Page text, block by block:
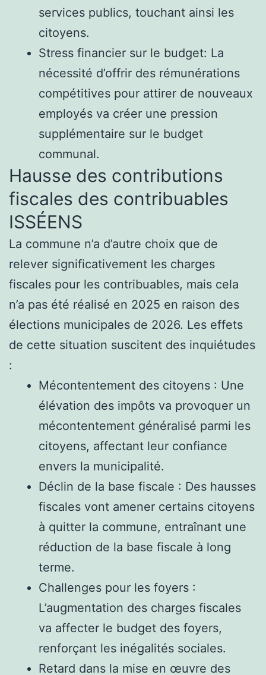
services publics, touchant ainsi les
citoyens.
Stress financier sur le budget: La
nécessité d’offrir des rémunérations
compétitives pour attirer de nouveaux
employés va créer une pression
supplémentaire sur le budget
communal.
Hausse des contributions
fiscales des contribuables
ISSÉENS
La commune n’a d’autre choix que de
relever significativement les charges
fiscales pour les contribuables, mais cela
n’a pas été réalisé en 2025 en raison des
élections municipales de 2026. Les effets
de cette situation suscitent des inquiétudes
:
Mécontentement des citoyens : Une
élévation des impôts va provoquer un
mécontentement généralisé parmi les
citoyens, affectant leur confiance
envers la municipalité.
Déclin de la base fiscale : Des hausses
fiscales vont amener certains citoyens
à quitter la commune, entraînant une
réduction de la base fiscale à long
terme.
Challenges pour les foyers :
L’augmentation des charges fiscales
va affecter le budget des foyers,
renforçant les inégalités sociales.
Retard dans la mise en œuvre des